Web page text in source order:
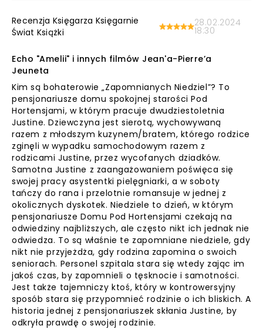
Recenzja Księgarza Księgarnie
Świat Książki
28.02.2024
18:30
Echo "Amelii" i innych filmów Jean'a-Pierre’a
Jeuneta
Kim są bohaterowie „Zapomnianych Niedziel”? To
pensjonariusze domu spokojnej starości Pod
Hortensjami, w którym pracuje dwudziestoletnia
Justine. Dziewczyna jest sierotą, wychowywaną
razem z młodszym kuzynem/bratem, którego rodzice
zginęli w wypadku samochodowym razem z
rodzicami Justine, przez wycofanych dziadków.
Samotna Justine z zaangażowaniem poświęca się
swojej pracy asystentki pielęgniarki, a w soboty
tańczy do rana i przelotnie romansuje w jednej z
okolicznych dyskotek. Niedziele to dzień, w którym
pensjonariusze Domu Pod Hortensjami czekają na
odwiedziny najbliższych, ale często nikt ich jednak nie
odwiedza. To są właśnie te zapomniane niedziele, gdy
nikt nie przyjeżdża, gdy rodzina zapomina o swoich
seniorach. Personel szpitala stara się wtedy zając im
jakoś czas, by zapomnieli o tęsknocie i samotności.
Jest także tajemniczy ktoś, który w kontrowersyjny
sposób stara się przypomnieć rodzinie o ich bliskich. A
historia jednej z pensjonariuszek skłania Justine, by
odkryła prawdę o swojej rodzinie.